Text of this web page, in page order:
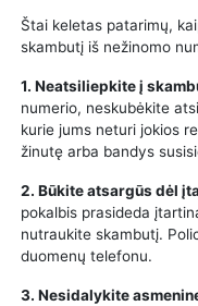
Štai keletas patarimų,
skambutį iš nežinomo
1. Neatsiliepkite į
numerio, neskubėkite
kurie jums neturi jokios
žinutę arba bandys
2. Būkite atsargūs dėl
pokalbis prasideda
nutraukite skambutį.
duomenų telefonu.
3. Nesidalykite